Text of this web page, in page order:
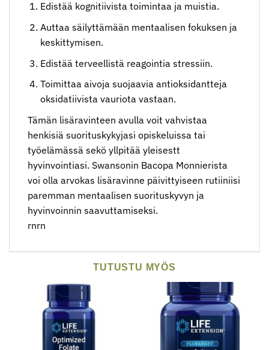
Edistää kognitiivista toimintaa ja muistia.
Auttaa säilyttämään ⁤mentaalisen fokuksen ja
keskittymisen.
Edistää terveellistä reagointia ⁤stressiin.
Toimittaa aivoja suojaavia antioksidantteja
⁣oksidatiivista vauriota vastaan.
Tämän lisäravinteen avulla voit vahvistaa
henkisiä suorituskykyjasi opiskeluissa tai
työelämässä sekö yllpitää yleisest​t​ ​
hyvinvointiasi. Swansonin Bacopa Monnierista
voi olla arvokas lisäravinne päivitt​yiseen rutiiniisi
paremman mentaalisen suorituskyvyn ja
hyvinvoinnin saavuttamiseksi.
rnrn
TUTUSTU MYÖS